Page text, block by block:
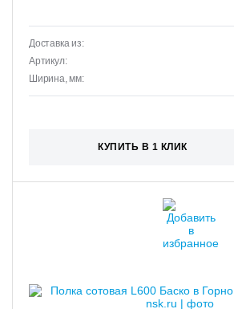
Доставка из:
Артикул:
Ширина, мм:
КУПИТЬ В 1 КЛИК